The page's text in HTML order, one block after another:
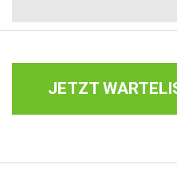
JETZT